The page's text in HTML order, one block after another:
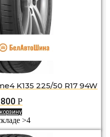
K135 225/50 R17 94W
Р
>4